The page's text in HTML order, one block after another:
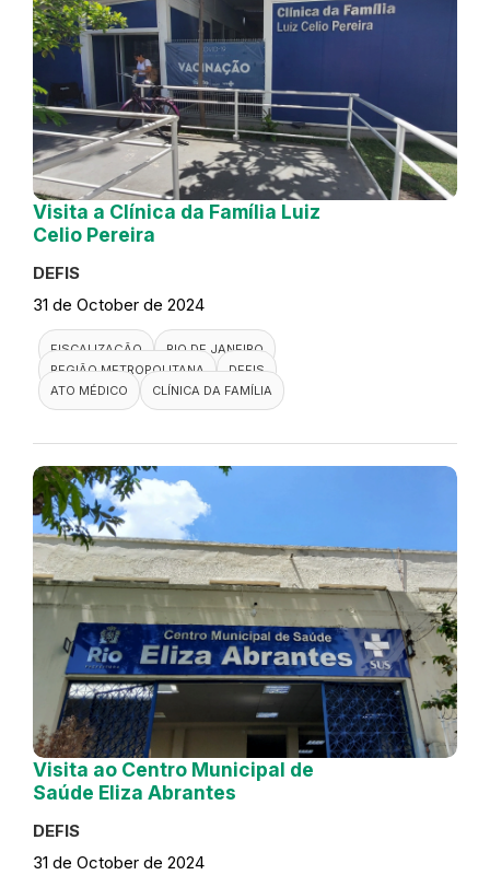
Visita a Clínica da Família Luiz
Celio Pereira
DEFIS
31 de October de 2024
FISCALIZAÇÃO
RIO DE JANEIRO
REGIÃO METROPOLITANA
DEFIS
ATO MÉDICO
CLÍNICA DA FAMÍLIA
Visita ao Centro Municipal de
Saúde Eliza Abrantes
DEFIS
31 de October de 2024